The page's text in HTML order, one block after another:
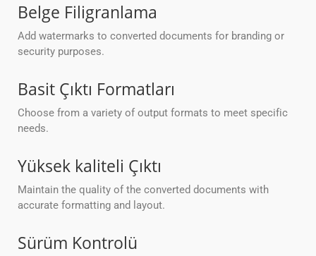
Belge Filigranlama
Add watermarks to converted documents for branding or
security purposes.
Basit Çıktı Formatları
Choose from a variety of output formats to meet specific
needs.
Yüksek kaliteli Çıktı
Maintain the quality of the converted documents with
accurate formatting and layout.
Sürüm Kontrolü